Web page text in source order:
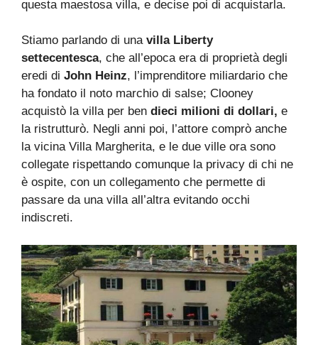
questa maestosa villa, e decise poi di acquistarla.
Stiamo parlando di una villa Liberty
settecentesca, che all’epoca era di proprietà degli
eredi di John Heinz, l’imprenditore miliardario che
ha fondato il noto marchio di salse; Clooney
acquistò la villa per ben dieci milioni di dollari, e
la ristrutturò. Negli anni poi, l’attore comprò anche
la vicina Villa Margherita, e le due ville ora sono
collegate rispettando comunque la privacy di chi ne
è ospite, con un collegamento che permette di
passare da una villa all’altra evitando occhi
indiscreti.